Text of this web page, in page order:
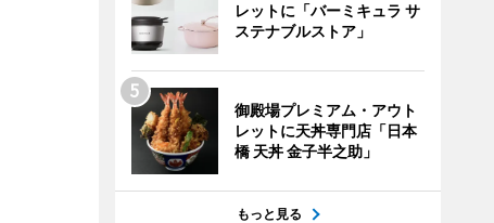
レットに「バーミキュラ サ
ステナブルストア」
御殿場プレミアム・アウト
レットに天丼専門店「日本
橋 天丼 金子半之助」
もっと見る